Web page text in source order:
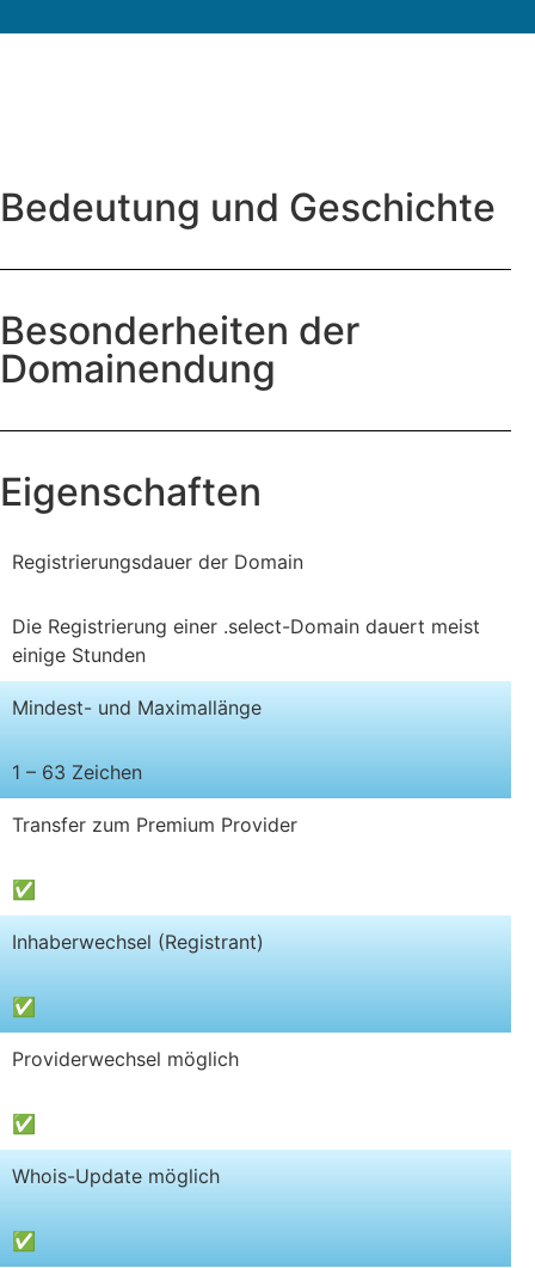
Bedeutung und Geschichte
Besonderheiten der
Domainendung
Eigenschaften
Registrierungsdauer der Domain
Die Registrierung einer .select-Domain dauert meist
einige Stunden
Mindest- und Maximallänge
1 – 63 Zeichen
Transfer zum Premium Provider
✅
Inhaberwechsel (Registrant)
✅
Providerwechsel möglich
✅
Whois-Update möglich
✅